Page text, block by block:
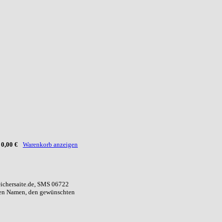
0,00 € Warenkorb anzeigen
SMS 06722
Namen, den gewünschten